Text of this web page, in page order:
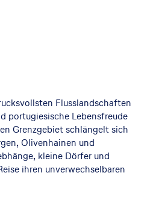
Flusslandschaften
portugiesische Lebensfreude
Grenzgebiet schlängelt sich
Olivenhainen und
kleine Dörfer und
ihren unverwechselbaren